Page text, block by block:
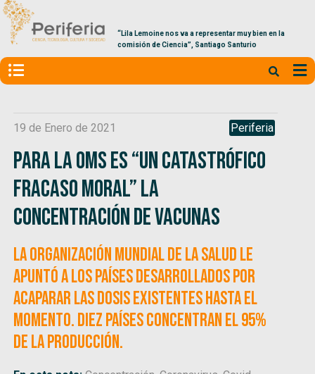
“Lila Lemoine nos va a representar muy bien en la
comisión de Ciencia”, Santiago Santurio
19 de Enero de 2021 Periferia
Para la OMS es “un catastrófico
fracaso moral” la
concentración de vacunas
La Organización Mundial de la Salud le
apuntó a los países desarrollados por
acaparar las dosis existentes hasta el
momento. Diez países concentran el 95%
de la producción.